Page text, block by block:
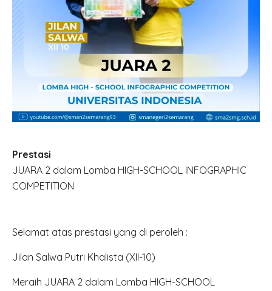
Prestasi
JUARA 2 dalam Lomba HIGH-SCHOOL INFOGRAPHIC
COMPETITION
Selamat atas prestasi yang di peroleh :
Jilan Salwa Putri Khalista (XII-10)
Meraih JUARA 2 dalam Lomba HIGH-SCHOOL